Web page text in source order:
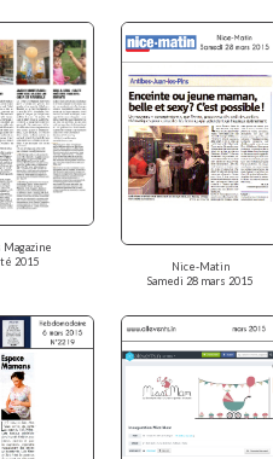
Magazine
2015
Nice-Matin
Samedi 28 mars 2015